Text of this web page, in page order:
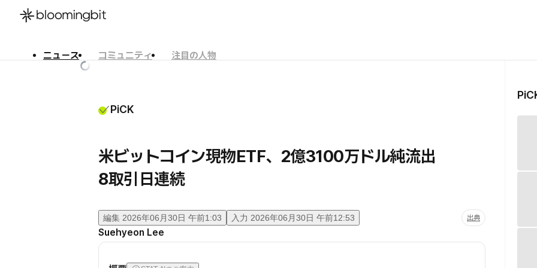
ニュース コミュニティ
注目の人物
PiCK
米ビットコイン現物ETF、2億3100万ドル純流出
8取引日連続
編集 2026年06月30日 午前1:03 入力 2026年06月30日 午前12:53 出典
Suehyeon Lee